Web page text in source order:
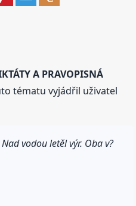
A PRAVOPISNÁ
tématu vyjádřil uživatel
vodou letěl výr. Oba v?